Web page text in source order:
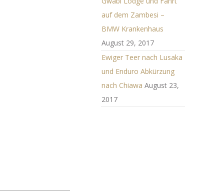
noch
auf dem Zambesi –
BMW Krankenhaus
August 29, 2017
Ewiger Teer nach Lusaka
und Enduro Abkürzung
nach Chiawa August 23,
2017